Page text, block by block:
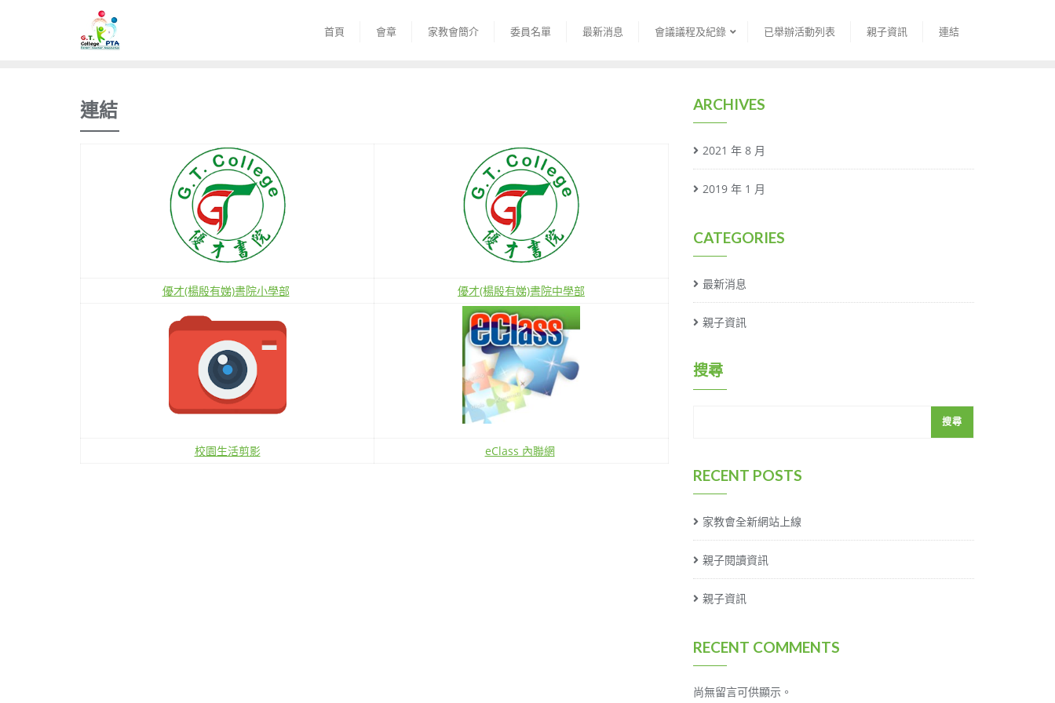
首頁 會章 家教會簡介 委員名單 最新消息 會議議程及紀錄 已舉辦活動列表 親子資訊 連結
連結
優才(楊殷有娣)書院小學部 優才(楊殷有娣)書院中學部
校園生活剪影 eClass 內聯網
ARCHIVES
2021 年 8 月
2019 年 1 月
CATEGORIES
最新消息
親子資訊
搜尋
搜尋
RECENT POSTS
家教會全新網站上線
親子閱讀資訊
親子資訊
RECENT COMMENTS
尚無留言可供顯示。